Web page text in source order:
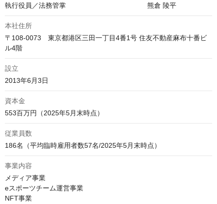
執行役員／法務管掌　　　　　　　　　　　　熊倉 陵平
本社住所
〒108-0073　東京都港区三田一丁目4番1号 住友不動産麻布十番ビ
ル4階
設立
2013年6月3日
資本金
553百万円（2025年5月末時点）
従業員数
186名（平均臨時雇用者数57名/2025年5月末時点）
事業内容
メディア事業
eスポーツチーム運営事業
NFT事業